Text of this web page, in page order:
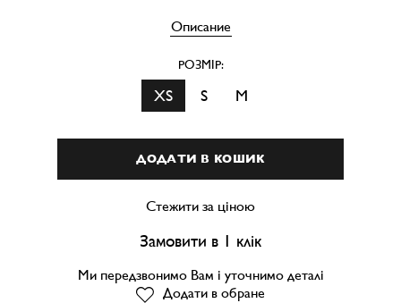
Описание
РОЗМІР:
XS S M
ДОДАТИ В КОШИК
Стежити за ціною
Замовити в 1 клік
Ми передзвонимо Вам і уточнимо деталі
Додати в обране